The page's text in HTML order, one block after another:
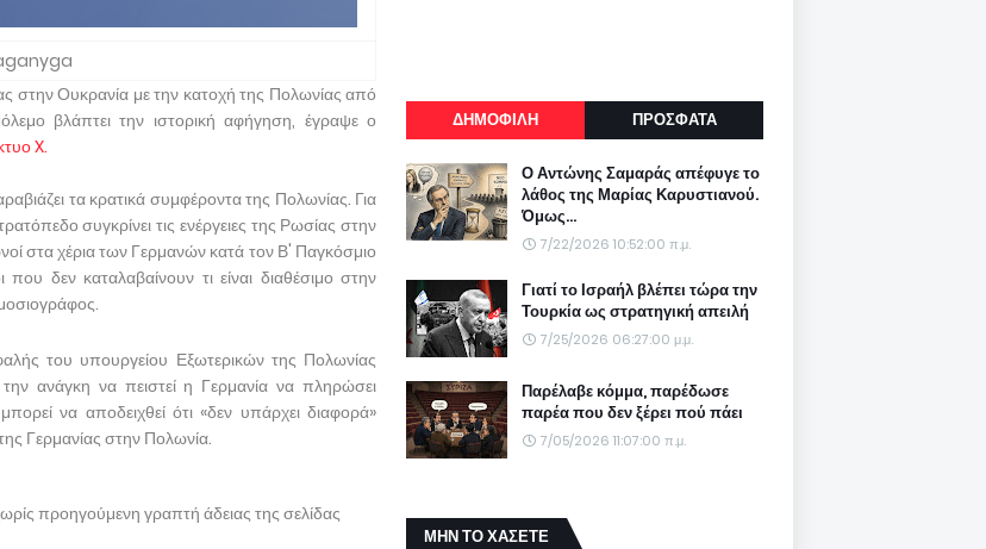
στην Ουκρανία με την κατοχή της Πολωνίας από
βλάπτει την ιστορική αφήγηση, έγραψε ο
X.
τα κρατικά συμφέροντα της Πολωνίας. Για
συγκρίνει τις ενέργειες της Ρωσίας στην
στα χέρια των Γερμανών κατά τον Β' Παγκόσμιο
δεν καταλαβαίνουν τι είναι διαθέσιμο στην
του υπουργείου Εξωτερικών της Πολωνίας
ανάγκη να πειστεί η Γερμανία να πληρώσει
να αποδειχθεί ότι «δεν υπάρχει διαφορά»
Γερμανίας στην Πολωνία.
προηγούμενη γραπτή άδειας της σελίδας
ΔΗΜΟΦΙΛΗ ΠΡΟΣΦΑΤΑ
Ο Αντώνης Σαμαράς απέφυγε το
λάθος της Μαρίας Καρυστιανού.
Όμως...
7/22/2026 10:52:00 π.μ.
Γιατί το Ισραήλ βλέπει τώρα την
Τουρκία ως στρατηγική απειλή
7/25/2026 06:27:00 μ.μ.
Παρέλαβε κόμμα, παρέδωσε
παρέα που δεν ξέρει πού πάει
7/05/2026 11:07:00 π.μ.
ΜΗΝ ΤΟ ΧΑΣΕΤΕ